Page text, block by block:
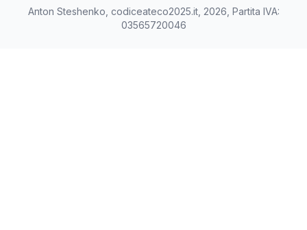
Anton Steshenko, codiceateco2025.it, 2026, Partita IVA:
03565720046